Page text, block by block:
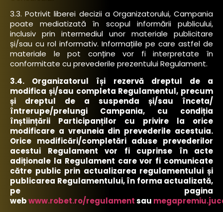
3.3. Potrivit liberei decizii a Organizatorului, Campania
poate mediatizată în scopul informării publicului,
inclusiv prin intermediul unor materiale publicitare
și/sau cu rol informativ. Informațiile pe care astfel de
materiale le pot conține vor fi interpretate în
conformitate cu prevederile prezentului Regulament.
3.4. Organizatorul își rezervă dreptul de a
modifica și/sau completa Regulamentul, precum
și dreptul de a suspenda și/sau înceta/
întrerupe/prelungi Campania, cu condiția
înștiințării Participanților cu privire la orice
modificare a vreuneia din prevederile acestuia.
Orice modificări/completări aduse prevederilor
acestui Regulament vor fi cuprinse în acte
adiționale la Regulament care vor fi comunicate
către public prin actualizarea regulamentului și
publicarea Regulamentului, în forma actualizată,
pe pagina
webwww.robet.ro/regulamentsau